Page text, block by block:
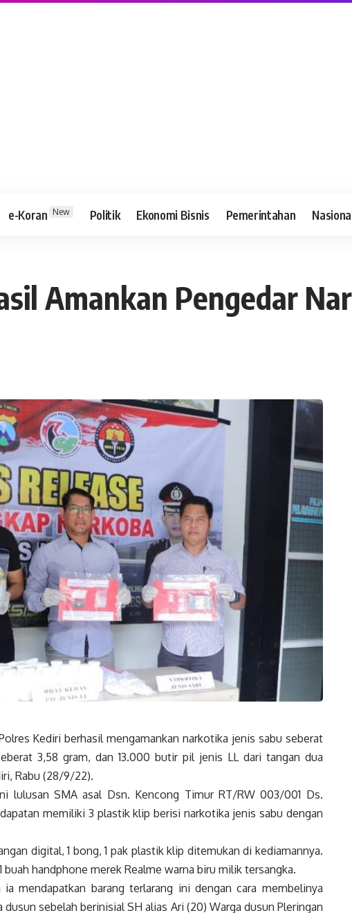
e-Koran New Politik Ekonomi Bisnis Pemerintahan
Amankan Pengedar
Kediri berhasil mengamankan narkotika jenis sabu seberat
3,58 gram, dan 13.000 butir pil jenis LL dari tangan dua
Rabu (28/9/22).
lulusan SMA asal Dsn. Kencong Timur RT/RW 003/001 Ds.
memiliki 3 plastik klip berisi narkotika jenis sabu dengan
digital, 1 bong, 1 pak plastik klip ditemukan di kediamannya.
handphone merek Realme warna biru milik tersangka.
mendapatkan barang terlarang ini dengan cara membelinya
sebelah berinisial SH alias Ari (20) Warga dusun Pleringan